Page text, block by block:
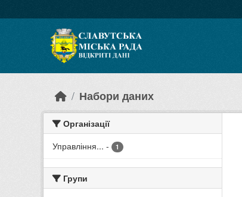
Набори даних
Організації
Управління... - 1
Групи